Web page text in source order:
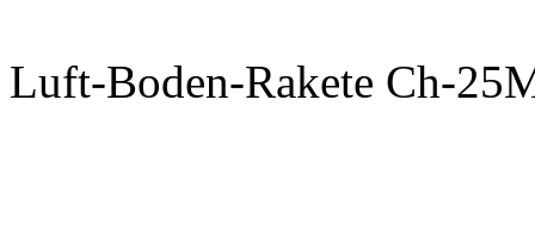
Luft-Boden-Rakete Ch-